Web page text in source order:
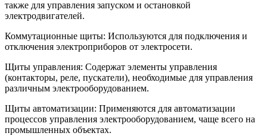
также для управления запуском и остановкой
электродвигателей.
Коммутационные щиты: Используются для подключения и
отключения электроприборов от электросети.
Щиты управления: Содержат элементы управления
(контакторы, реле, пускатели), необходимые для управления
различным электрооборудованием.
Щиты автоматизации: Применяются для автоматизации
процессов управления электрооборудованием, чаще всего на
промышленных объектах.